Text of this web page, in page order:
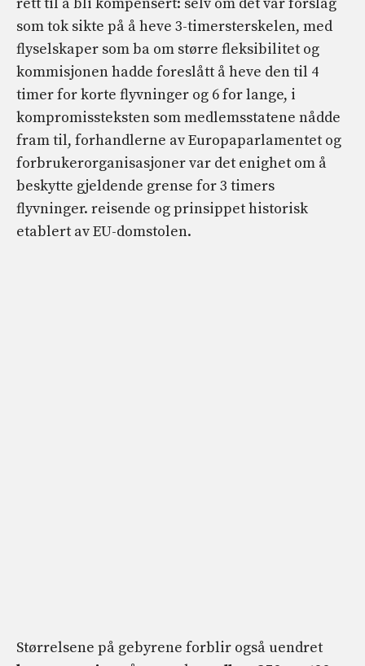
rett til å bli kompensert: selv om det var forslag
som tok sikte på å heve 3-timersterskelen, med
flyselskaper som ba om større fleksibilitet og
kommisjonen hadde foreslått å heve den til 4
timer for korte flyvninger og 6 for lange, i
kompromissteksten som medlemsstatene nådde
fram til, forhandlerne av Europaparlamentet og
forbrukerorganisasjoner var det enighet om å
beskytte gjeldende grense for 3 timers
flyvninger. reisende og prinsippet historisk
etablert av EU-domstolen.
Størrelsene på gebyrene forblir også uendret